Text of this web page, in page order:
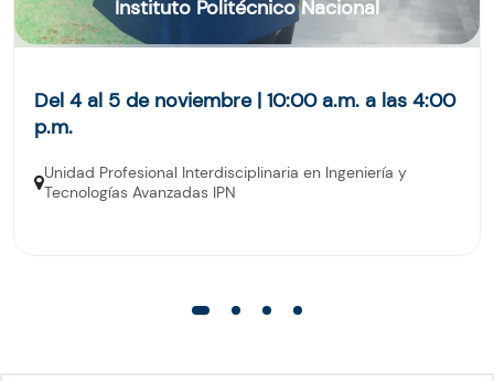
Instituto Politécnico Nacional
Del 4 al 5 de noviembre | 10:00 a.m. a las 4:00
p.m.
Unidad Profesional Interdisciplinaria en Ingeniería y
Tecnologías Avanzadas IPN